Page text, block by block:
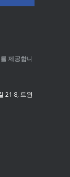
제공합니
21-8, 트윈